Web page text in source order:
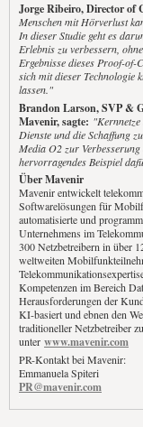
Jorge Ribeiro, Director of
Menschen mit Hörverlust
In dieser Studie geht es
Erlebnis zu verbessern,
Ergebnisse dieses Proof-of-
sich mit dieser Technologie
lassen."
Brandon Larson, SVP &
Mavenir, sagte:
Dienste und die Schaffung
Media O2 zur
hervorragendes Beispiel
Über Mavenir
Mavenir entwickelt
Softwarelösungen für
automatisierte und
Unternehmens im
300 Netzbetreibern in über
weltweiten
Kompetenzen im Bereich
Herausforderungen der
KI-basiert und ebnen den
traditioneller Netzbetreiber
unter www.mavenir.com
PR-Kontakt bei Mavenir:
Emmanuela Spiteri
PR@mavenir.com